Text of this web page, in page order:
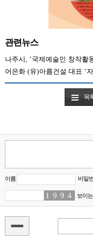
관련뉴스
나주시, ‘국제예술인 창작활
어은화 (유)아름건설 대표 ‘
목
이름 비밀
1 97 95 46 보이